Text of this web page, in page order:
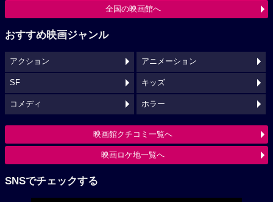
全国の映画館へ
おすすめ映画ジャンル
アクション アニメーション
SF キッズ
コメディ ホラー
映画館クチコミ一覧へ
映画ロケ地一覧へ
SNSでチェックする